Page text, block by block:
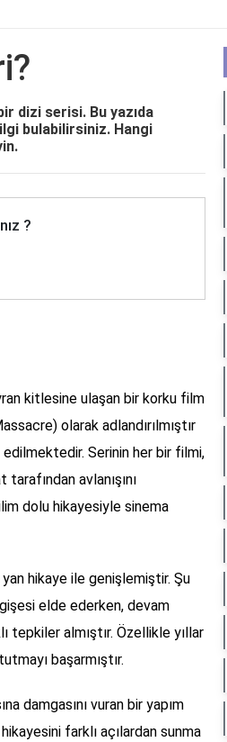
dizi serisi. Bu yazıda
bulabilirsiniz. Hangi
?
kitlesine ulaşan bir korku film
olarak adlandırılmıştır
edilmektedir. Serinin her bir filmi,
avlanışını
dolu hikayesiyle sinema
hikaye ile genişlemiştir. Şu
elde ederken, devam
almıştır. Özellikle yıllar
başarmıştır.
damgasını vuran bir yapım
farklı açılardan sunma